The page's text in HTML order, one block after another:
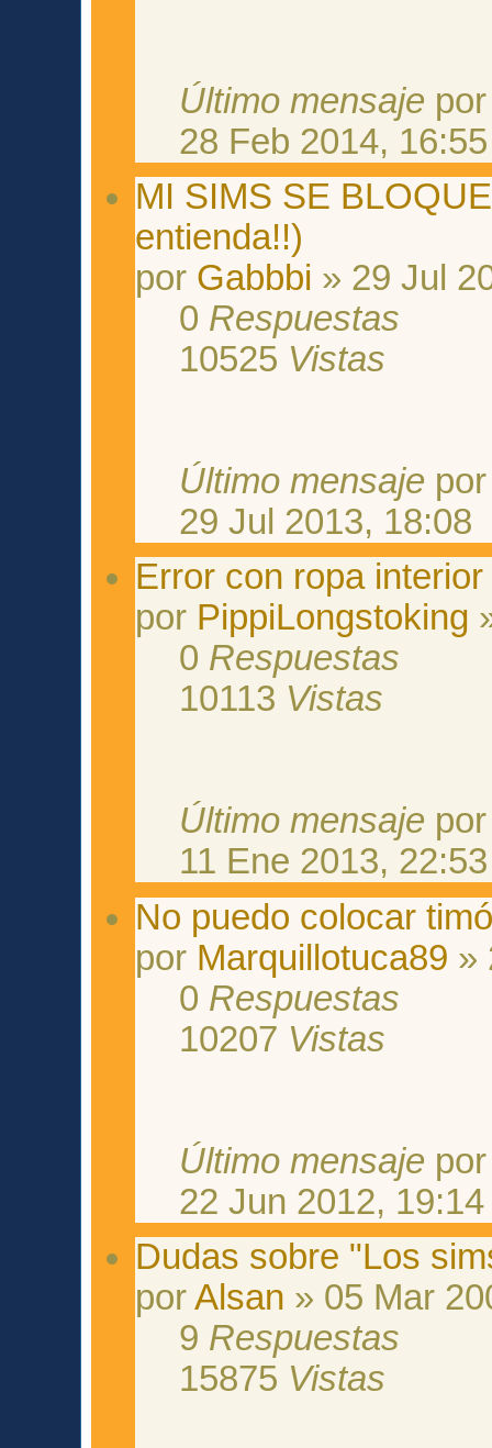
Último mensaje
28 Feb 2014, 16:55
MI SIMS SE
entienda!!)
por Gabbbi » 29 Jul
0 Respuestas
10525 Vistas
Último mensaje
29 Jul 2013, 18:08
Error con ropa
por PippiLongstoking
0 Respuestas
10113 Vistas
Último mensaje
11 Ene 2013, 22:53
No puedo colocar
por Marquillotuca89 »
0 Respuestas
10207 Vistas
Último mensaje
22 Jun 2012, 19:14
Dudas sobre "Los
porAlsan » 05 Mar
9 Respuestas
15875 Vistas